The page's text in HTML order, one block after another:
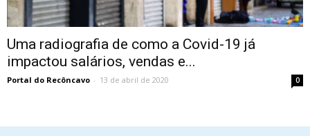
Uma radiografia de como a Covid-19 já
impactou salários, vendas e...
Portal do Recôncavo - 13 de abril de 2020 0